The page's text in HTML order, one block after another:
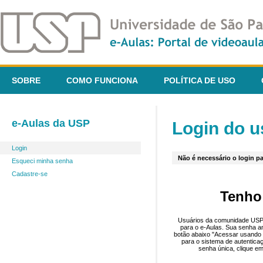
SOBRE COMO FUNCIONA POLÍTICA DE USO
e-Aulas da USP
Login
Esqueci minha senha
Cadastre-se
Login do
Não é necessário o login
Usuários da comunidade
para o e-Aulas. Sua senha
botão abaixo "Acessar
para o sistema de
senha única, clique